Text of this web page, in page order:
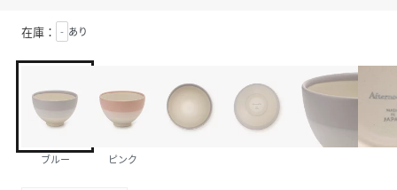
在庫： - あり
ブルー ピンク